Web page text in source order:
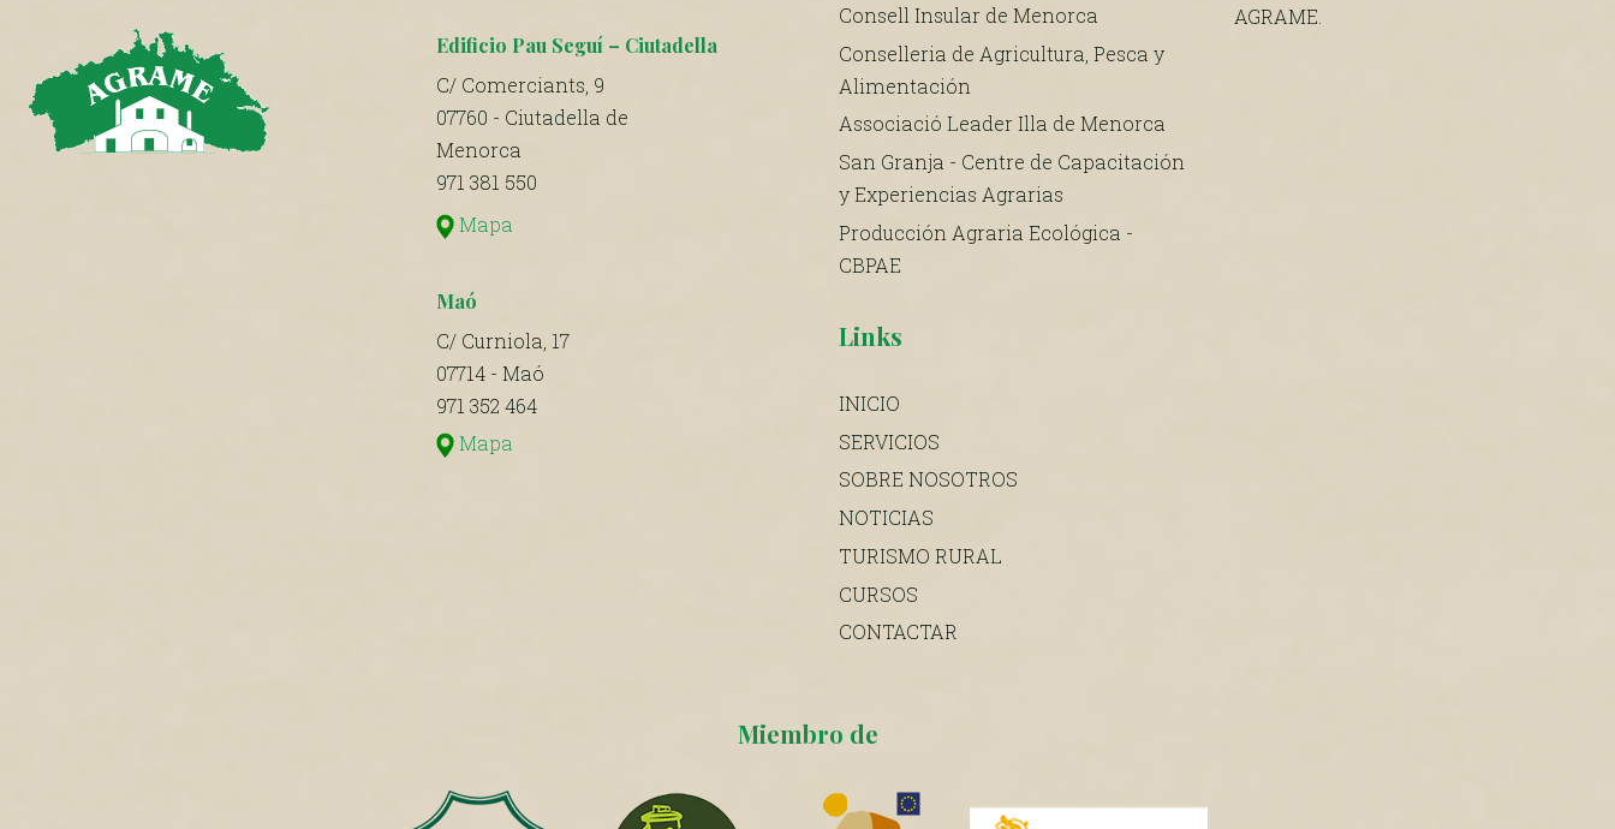
Edificio Pau Seguí – Ciutadella
C/ Comerciants, 9
07760 - Ciutadella de
Menorca
971 381 550
Mapa
Maó
C/ Curniola, 17
07714 - Maó
971 352 464
Mapa
Consell Insular de Menorca
Conselleria de Agricultura, Pesca y
Alimentación
Associació Leader Illa de Menorca
San Granja - Centre de Capacitación
y Experiencias Agrarias
Producción Agraria Ecológica -
CBPAE
Links
INICIO
SERVICIOS
SOBRE NOSOTROS
NOTICIAS
TURISMO RURAL
CURSOS
CONTACTAR
AGRAME.
Miembro de